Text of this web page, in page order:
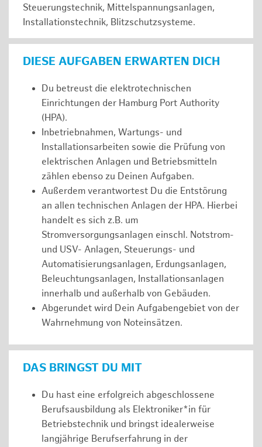
Steuerungstechnik, Mittelspannungsanlagen,
Installationstechnik, Blitzschutzsysteme.
DIESE AUFGABEN ERWARTEN DICH
Du betreust die elektrotechnischen
Einrichtungen der Hamburg Port Authority
(HPA).
Inbetriebnahmen, Wartungs- und
Installationsarbeiten sowie die Prüfung von
elektrischen Anlagen und Betriebsmitteln
zählen ebenso zu Deinen Aufgaben.
Außerdem verantwortest Du die Entstörung
an allen technischen Anlagen der HPA. Hierbei
handelt es sich z.B. um
Stromversorgungsanlagen einschl. Notstrom-
und USV- Anlagen, Steuerungs- und
Automatisierungsanlagen, Erdungsanlagen,
Beleuchtungsanlagen, Installationsanlagen
innerhalb und außerhalb von Gebäuden.
Abgerundet wird Dein Aufgabengebiet von der
Wahrnehmung von Noteinsätzen.
DAS BRINGST DU MIT
Du hast eine erfolgreich abgeschlossene
Berufsausbildung als Elektroniker*in für
Betriebstechnik und bringst idealerweise
langjährige Berufserfahrung in der